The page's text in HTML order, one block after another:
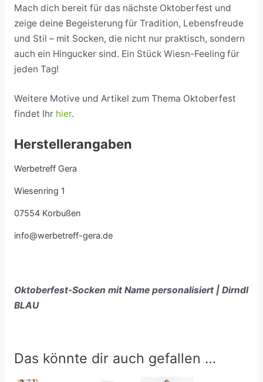
Mach dich bereit für das nächste Oktoberfest und
zeige deine Begeisterung für Tradition, Lebensfreude
und Stil – mit Socken, die nicht nur praktisch, sondern
auch ein Hingucker sind. Ein Stück Wiesn-Feeling für
jeden Tag!
Weitere Motive und Artikel zum Thema Oktoberfest
findet Ihr hier.
Herstellerangaben
Werbetreff Gera
Wiesenring 1
07554 Korbußen
info@werbetreff-gera.de
Oktoberfest-Socken mit Name personalisiert | Dirndl
BLAU
Das könnte dir auch gefallen …